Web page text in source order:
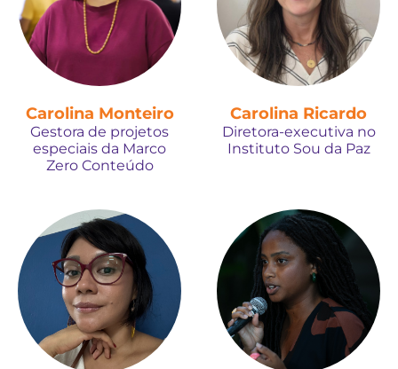
Carolina Monteiro
Gestora de projetos
especiais da Marco
Zero Conteúdo
Carolina Ricardo
Diretora-executiva no
Instituto Sou da Paz